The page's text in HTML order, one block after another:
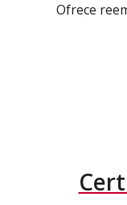
Ofrece